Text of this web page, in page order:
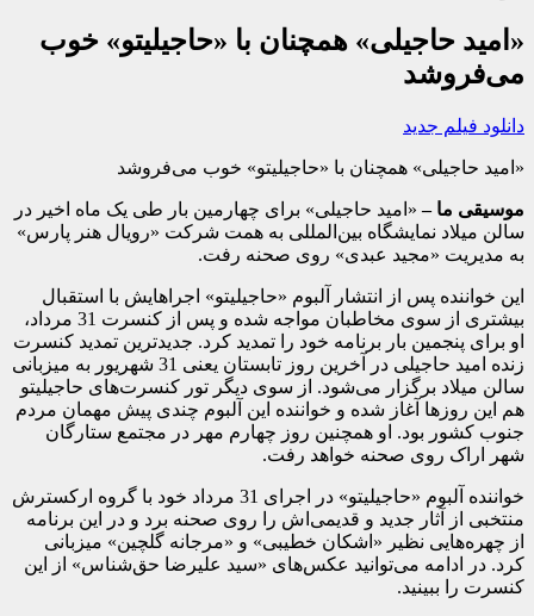
«امید حاجیلی» همچنان با «حاجیلیتو» خوب
می‌فروشد
دانلود فیلم جدید
«امید حاجیلی» همچنان با «حاجیلیتو» خوب می‌فروشد
موسیقی ما – «امید حاجیلی» برای چهارمین بار طی یک ماه اخیر در
سالن میلاد نمایشگاه بین‌المللی به همت شرکت «رویال هنر پارس»
به مدیریت «مجید عبدی» روی صحنه رفت.
این خواننده پس از انتشار آلبوم «حاجیلیتو» اجراهایش با استقبال
بیشتری از سوی مخاطبان مواجه شده و پس از کنسرت 31 مرداد،
او برای پنجمین بار برنامه خود را تمدید کرد. جدیدترین تمدید کنسرت
زنده امید حاجیلی در آخرین روز تابستان یعنی 31 شهریور به میزبانی
سالن میلاد برگزار می‌شود. از سوی دیگر تور کنسرت‌های حاجیلیتو
هم این روزها آغاز شده و خواننده این آلبوم چندی پیش مهمان مردم
جنوب کشور بود. او همچنین روز چهارم مهر در مجتمع ستارگان
شهر اراک روی صحنه خواهد رفت.
خواننده آلبوم «حاجیلیتو» در اجرای 31 مرداد خود با گروه ارکسترش
منتخبی از آثار جدید و قدیمی‌اش را روی صحنه برد و در این برنامه
از چهره‌هایی نظیر «اشکان خطیبی» و «مرجانه گلچین» میزبانی
کرد. در ادامه می‌توانید عکس‌های «سید علیرضا حق‌شناس» از این
کنسرت را ببینید.